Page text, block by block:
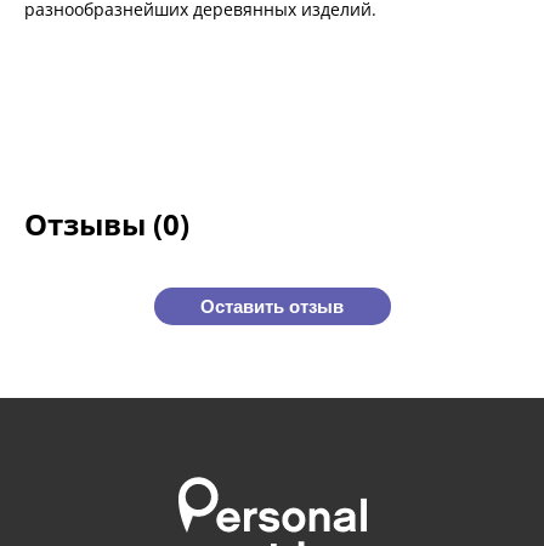
разнообразнейших деревянных изделий.
Отзывы (0)
Оставить отзыв